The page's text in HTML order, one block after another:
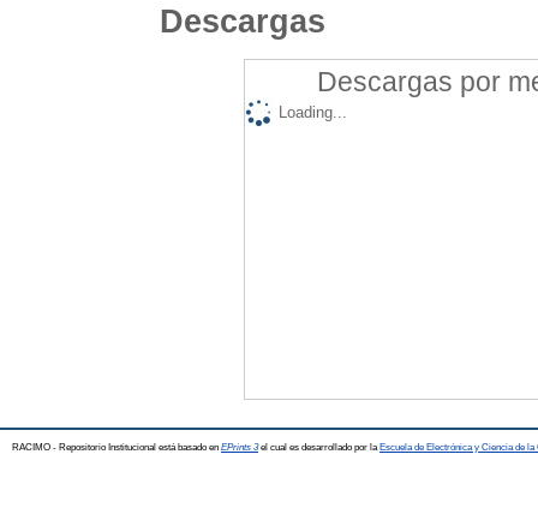
Descargas
Descargas por
Loading...
RACIMO - Repositorio Institucional está basado en EPrints 3el cual es desarrollado por la Escuela de Electrónica y Ciencia de la